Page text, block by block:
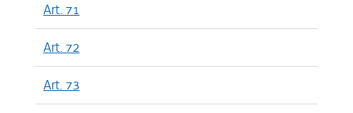
Art. 71
Art. 72
Art. 73